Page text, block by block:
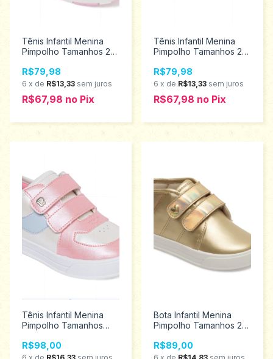
Tênis Infantil Menina
Pimpolho Tamanhos 22
R$79,98
6 x de R$13,33 sem juros
R$67,98 no Pix
Tênis Infantil Menina
Pimpolho Tamanhos 22
R$79,98
6 x de R$13,33 sem juros
R$67,98 no Pix
Tênis Infantil Menina
Pimpolho Tamanhos
R$98,00
Bota Infantil Menina
Pimpolho Tamanhos 22
R$89,00